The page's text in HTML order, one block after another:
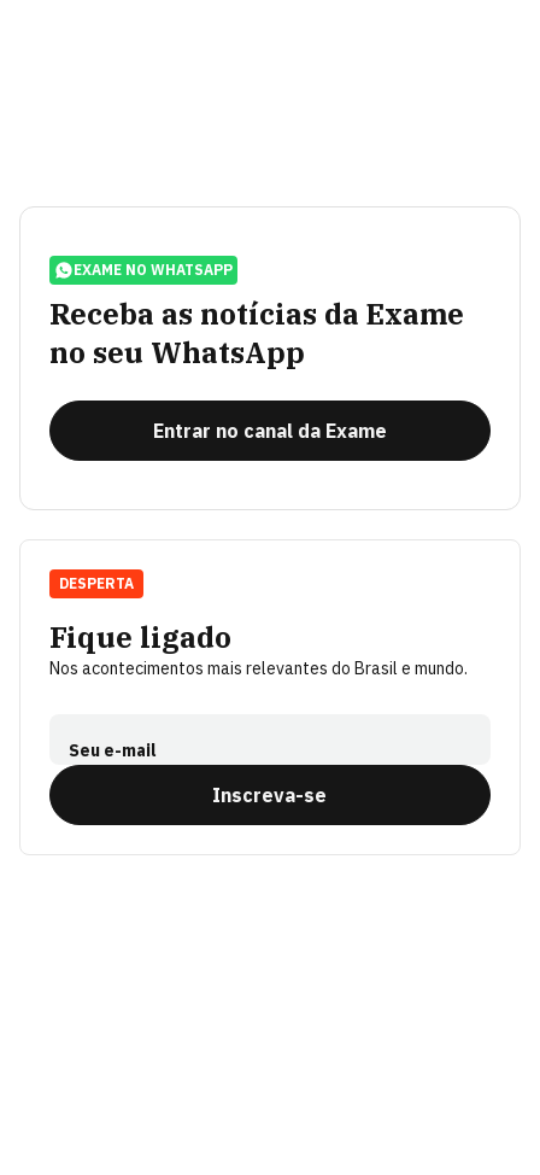
EXAME NO WHATSAPP
Receba as notícias da Exame
no seu WhatsApp
Entrar no canal da Exame
Fique ligado
Nos acontecimentos mais relevantes do Brasil e mundo.
Seu e-mail
Inscreva-se
DESPERTA